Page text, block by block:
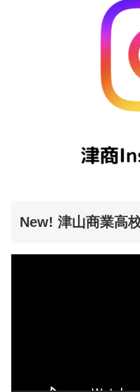
New! 津山商業高